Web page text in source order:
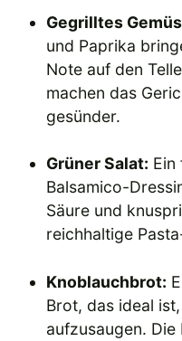
Gegrilltes
und Paprika
Note auf den
machen das
gesünder.
Grüner Salat: Ein
Balsamico-
Säure und
reichhaltige
Knoblauchbrot:
Brot, das ideal
aufzusaugen.